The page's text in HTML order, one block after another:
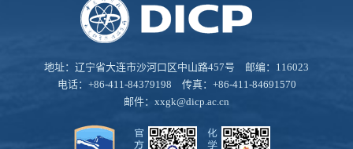
地址：辽宁省大连市沙河口区中山路457号 邮编：116023
电话：+86-411-84379198 传真：+86-411-84691570
邮件： xxgk@dicp.ac.cn